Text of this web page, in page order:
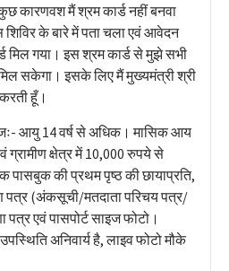
कारणवश मैं श्रम कार्ड नहीं बनवा
के बारे में पता चला एवं आवेदन
मिल गया। इस श्रम कार्ड से मुझे सभी
सकेगा। इसके लिए मैं मुख्यमंत्री श्री
हूँ।
आयु 14 वर्ष से अधिक। मासिक आय
ग्रामीण क्षेत्र में 10,000 रुपये से
पासबुक की प्रथम पृष्ठ की छायाप्रति,
(अंकसूची/मतदाता परिचय पत्र/
एवं पासपोर्ट साइज फोटो।
अनिवार्य है, लाइव फोटो मौके